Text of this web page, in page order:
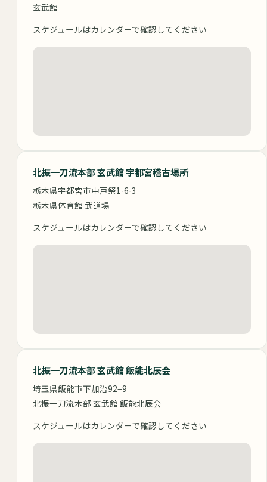
玄武館
スケジュールはカレンダーで確認してください
北振一刀流本部 玄武館 宇都宮稽古場所
栃木県宇都宮市中戸祭1-6-3
栃木県体育館 武道場
スケジュールはカレンダーで確認してください
北振一刀流本部 玄武館 飯能北辰会
埼玉県飯能市下加治92−9
北振一刀流本部 玄武館 飯能北辰会
スケジュールはカレンダーで確認してください